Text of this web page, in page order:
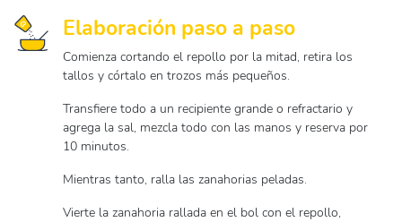
Elaboración paso a paso
Comienza cortando el repollo por la mitad, retira los
tallos y córtalo en trozos más pequeños.
Transfiere todo a un recipiente grande o refractario y
agrega la sal, mezcla todo con las manos y reserva por
10 minutos.
Mientras tanto, ralla las zanahorias peladas.
Vierte la zanahoria rallada en el bol con el repollo,